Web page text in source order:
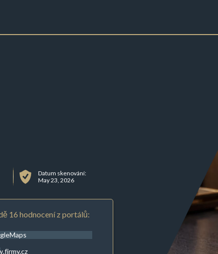
Datum skenování:
May 23, 2026
16 hodnocení z portálů: